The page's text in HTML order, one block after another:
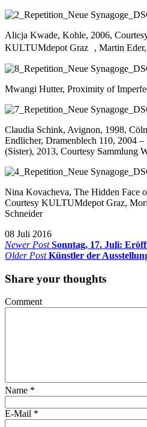
Alicja Kwade, Kohle, 2006,
KULTUMdepot Graz , Martin Eder,
Mwangi Hutter, Proximity of
Claudia Schink, Avignon, 1998,
Endlicher, Dramenblech 110, 2004
(Sister), 2013, Courtesy Sammlung
Nina Kovacheva, The Hidden Face
Courtesy KULTUMdepot Graz,
Schneider
08 Juli 2016
Newer Post Sonntag, 17. Juli:
Older Post Künstler der
Share your thoughts
Comment
Name *
E-Mail *